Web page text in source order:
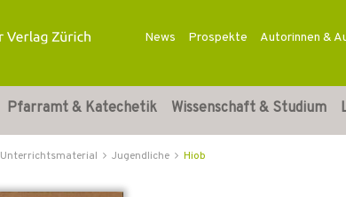
News Prospekte Autorinnen &
Pfarramt & Katechetik Wissenschaft & Studium
Unterrichtsmaterial Jugendliche Hiob